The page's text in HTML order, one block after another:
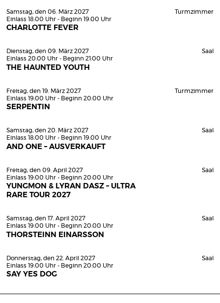
Samstag, den 06. März 2027
Einlass 18:00 Uhr - Beginn 19:00 Uhr
CHARLOTTE FEVER
Turmzimmer
Dienstag, den 09. März 2027
Einlass 20:00 Uhr - Beginn 21:00 Uhr
THE HAUNTED YOUTH
Saal
Freitag, den 19. März 2027
Einlass 19:00 Uhr - Beginn 20:00 Uhr
SERPENTIN
Turmzimmer
Samstag, den 20. März 2027
Einlass 18:00 Uhr - Beginn 19:00 Uhr
AND ONE – AUSVERKAUFT
Saal
Freitag, den 09. April 2027
Einlass 19:00 Uhr - Beginn 20:00 Uhr
YUNGMON & LYRAN DASZ – ULTRA
RARE TOUR 2027
Saal
Samstag, den 17. April 2027
Einlass 19:00 Uhr - Beginn 20:00 Uhr
THORSTEINN EINARSSON
Saal
Donnerstag, den 22. April 2027
Einlass 19:00 Uhr - Beginn 20:00 Uhr
SAY YES DOG
Saal